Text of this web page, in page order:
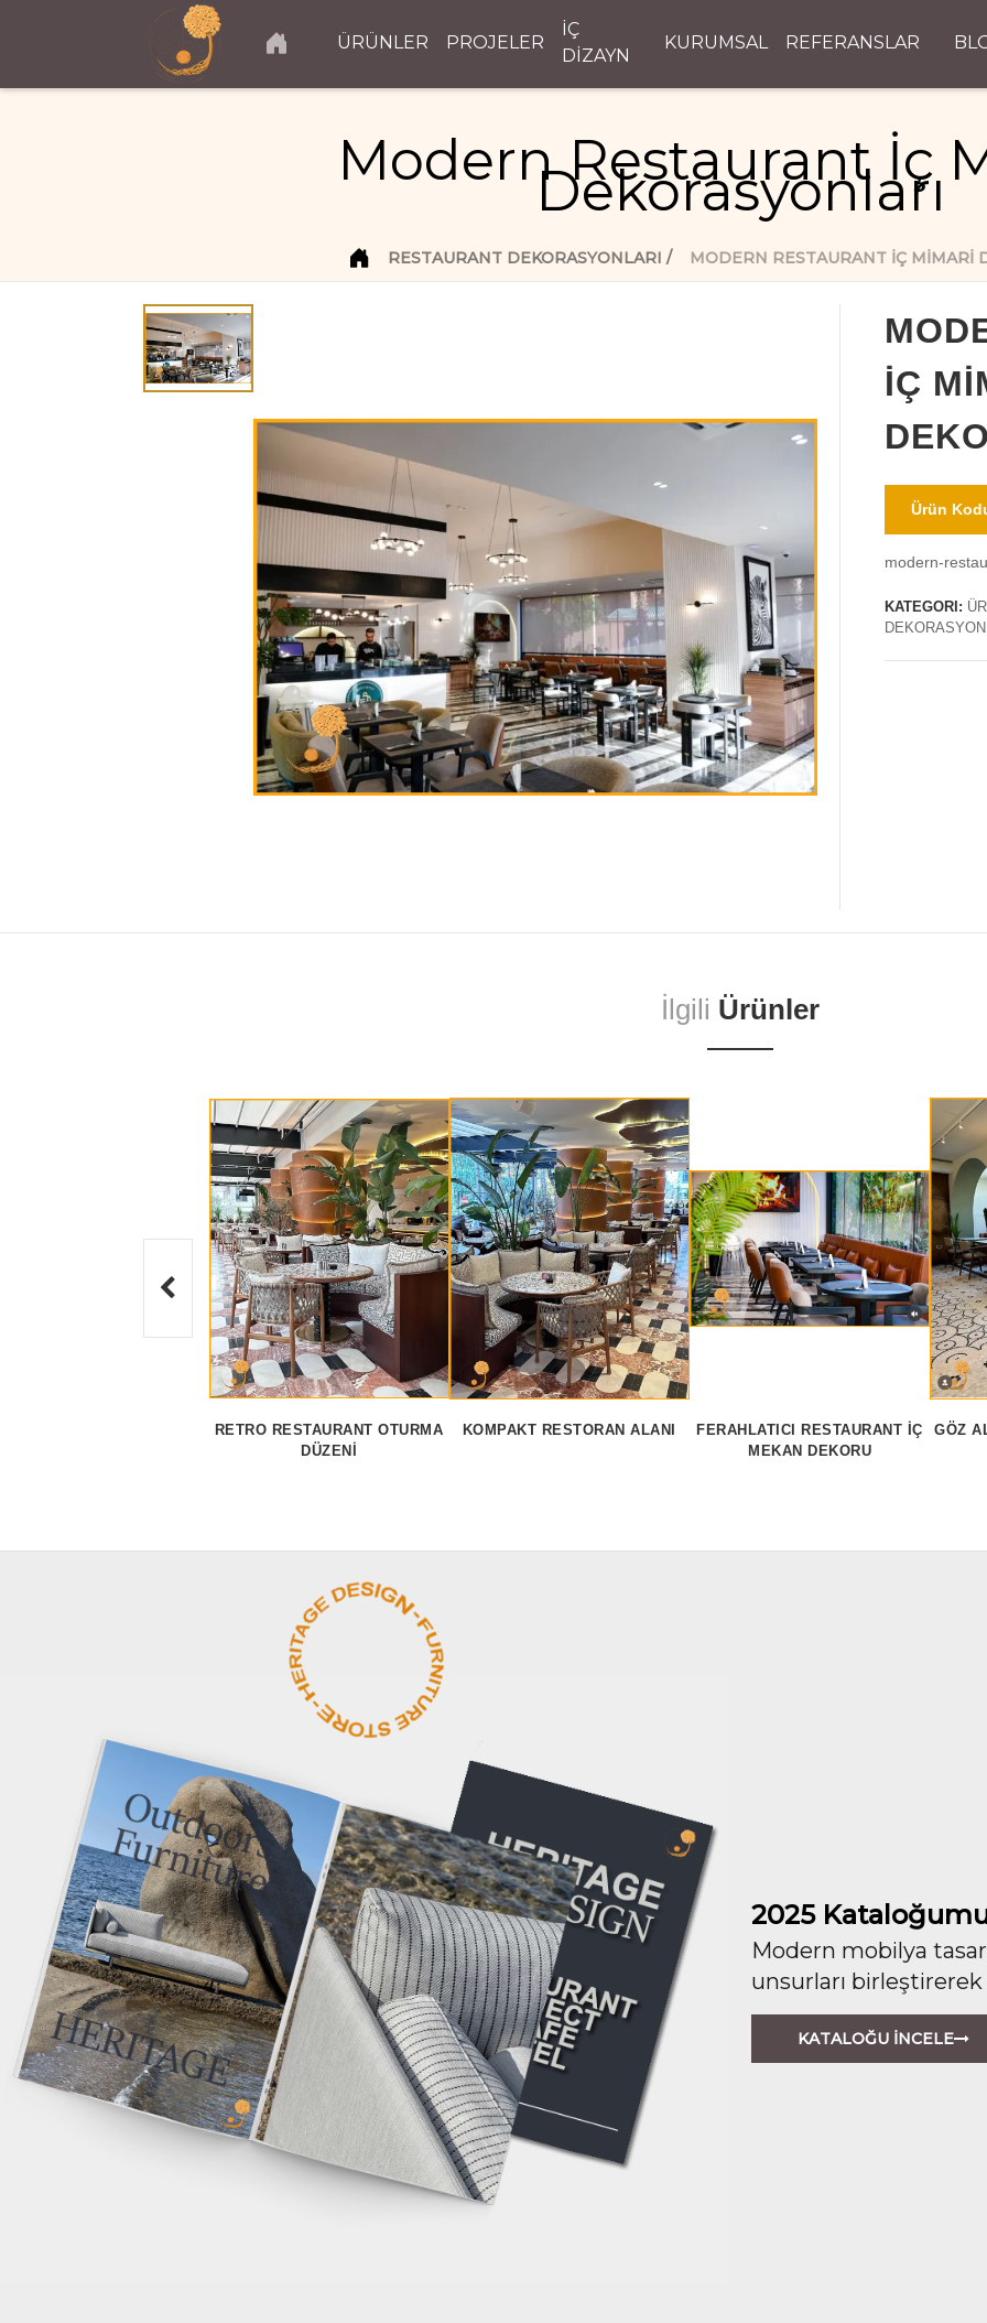
ÜRÜNLER PROJELER
İÇ
DİZAYN
KURUMSAL REFERANSLAR
Modern Restaurant İç
Dekorasyonları
RESTAURANT DEKORASYONLARI MODERN RESTAURANT İÇ MIMARI
İÇ
Ürün
modern-
KATEGORI:
İlgili Ürünler
RETRO RESTAURANT OTURMA
DÜZENI
KOMPAKT RESTORAN ALANI
FERAHLATICI RESTAURANT İÇ
MEKAN DEKORU
GÖZ
2025
Modern mobilya
unsurları
KATALOĞU İNCELE